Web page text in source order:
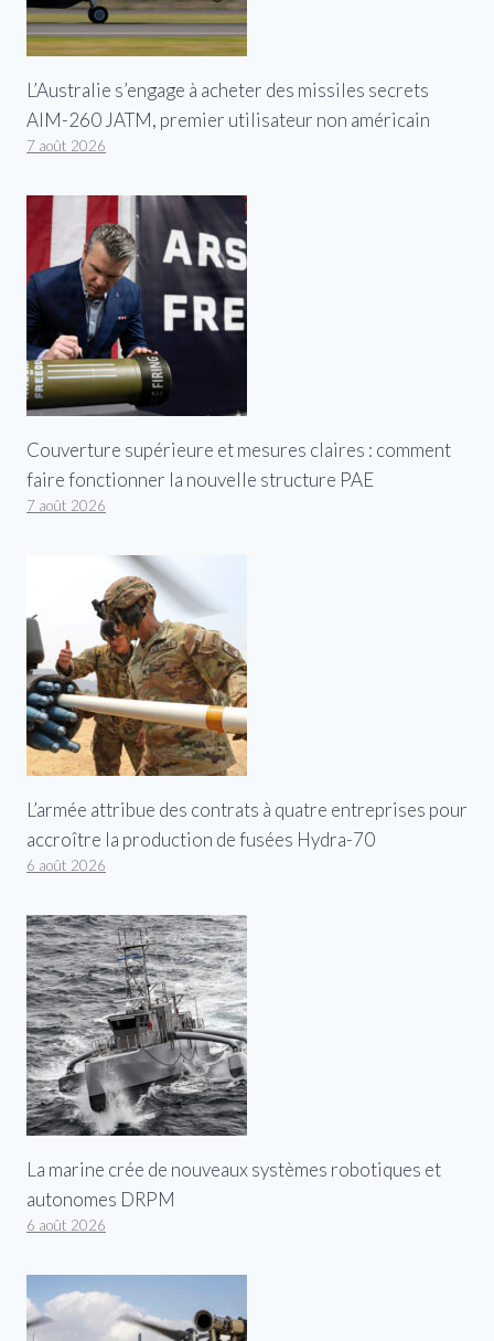
L’Australie s’engage à acheter des missiles secrets
AIM-260 JATM, premier utilisateur non américain
7 août 2026
Couverture supérieure et mesures claires : comment
faire fonctionner la nouvelle structure PAE
7 août 2026
L’armée attribue des contrats à quatre entreprises pour
accroître la production de fusées Hydra-70
6 août 2026
La marine crée de nouveaux systèmes robotiques et
autonomes DRPM
6 août 2026